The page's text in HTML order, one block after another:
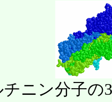
ニン分子の